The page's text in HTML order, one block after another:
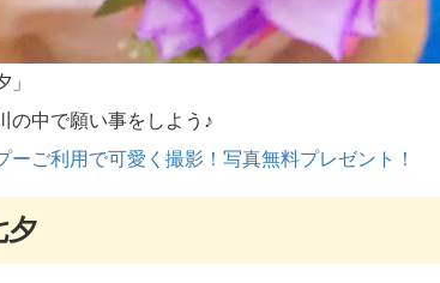
の中で願い事をしよう♪
ーご利用で可愛く撮影！写真無料プレゼント！
夕